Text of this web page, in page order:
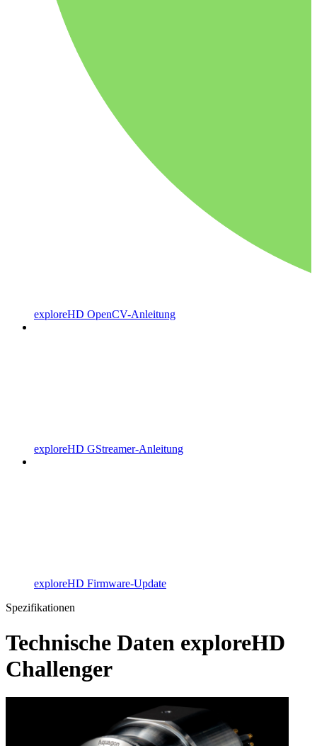
exploreHD OpenCV-Anleitung
exploreHD GStreamer-Anleitung
exploreHD Firmware-Update
Spezifikationen
Technische Daten exploreHD
Challenger